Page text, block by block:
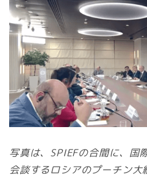
写真は、SPIEFの合間に、国
会談するロシアのプーチン大